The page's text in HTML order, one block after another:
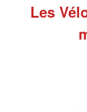
Les